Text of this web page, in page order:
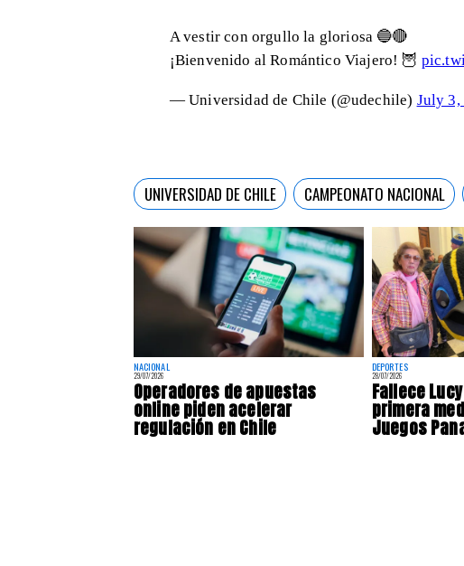
NACIONAL
29/07/2026
Operadores de apuestas
online piden acelerar
regulación en Chile
DEPORTES
28/07/2026
Fallece
primera
Juegos
A vestir con orgullo la gloriosa 🔵🔴
¡Bienvenido al Romántico Viajero! 🦉
— Universidad de Chile (@udechile) July 3,
UNIVERSIDAD DE CHILE CAMPEONATO NACIONAL